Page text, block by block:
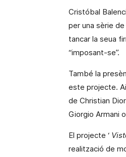
Cristóbal
per una sèrie
tancar la seua
“imposant-se”.
També la
este projecte.
de Christian
Giorgio Armani
El projecte ‘
realització de